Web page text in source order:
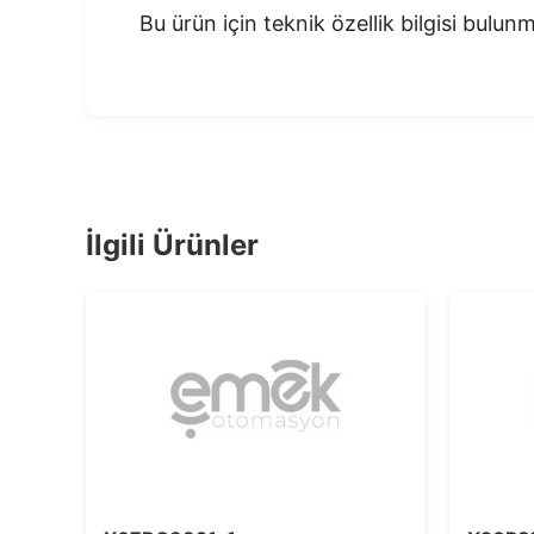
Bu ürün için teknik özellik bilgisi
İlgili Ürünler